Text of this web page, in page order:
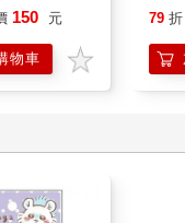
150 元
物車
79 折